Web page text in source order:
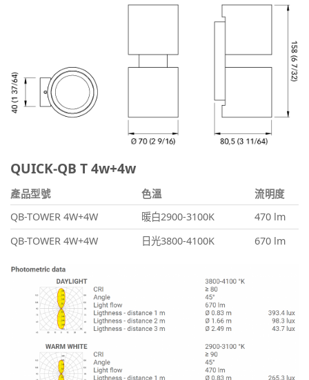
QUICK-QB T 4w+4w
產品型號 色溫
流明度
QB-TOWER 4W+4W
暖白2900-3100K
470 lm
QB-TOWER 4W+4W
日光3800-4100K 670 lm